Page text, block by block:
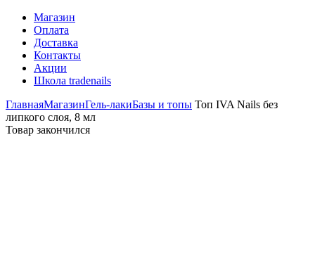
Магазин
Оплата
Доставка
Контакты
Акции
Школа tradenails
ГлавнаяМагазинГель-лакиБазы и топы Топ IVA Nails без
липкого слоя, 8 мл
Товар закончился